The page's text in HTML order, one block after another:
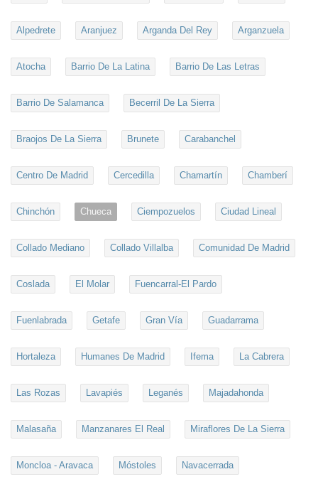
Alpedrete Aranjuez Arganda Del Rey Arganzuela
Atocha Barrio De La Latina Barrio De Las Letras
Barrio De Salamanca Becerril De La Sierra
Braojos De La Sierra Brunete Carabanchel
Centro De Madrid Cercedilla Chamartín Chamberí
Chinchón Chueca Ciempozuelos Ciudad Lineal
Collado Mediano Collado Villalba Comunidad De Madrid
Coslada El Molar Fuencarral-El Pardo
Fuenlabrada Getafe Gran Vía Guadarrama
Hortaleza Humanes De Madrid Ifema La Cabrera
Las Rozas Lavapiés Leganés Majadahonda
Malasaña Manzanares El Real Miraflores De La Sierra
Moncloa - Aravaca Móstoles Navacerrada